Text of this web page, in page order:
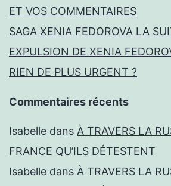
ET VOS COMMENTAIRES
SAGA XENIA FEDOROVA LA
EXPULSION DE XENIA
RIEN DE PLUS URGENT ?
Commentaires récents
Isabelle dans À TRAVERS LA
FRANCE QU’ILS DÉTESTENT
Isabelle dans À TRAVERS LA